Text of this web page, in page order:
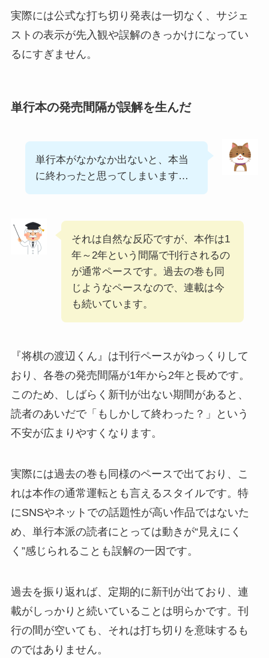
実際には公式な打ち切り発表は一切なく、サジェ
ストの表示が先入観や誤解のきっかけになってい
るにすぎません。
単行本の発売間隔が誤解を生んだ
単行本がなかなか出ないと、本当
に終わったと思ってしまいます…
それは自然な反応ですが、本作は1
年～2年という間隔で刊行されるの
が通常ペースです。過去の巻も同
じようなペースなので、連載は今
も続いています。
『将棋の渡辺くん』は刊行ペースがゆっくりして
おり、各巻の発売間隔が1年から2年と長めです。
このため、しばらく新刊が出ない期間があると、
読者のあいだで「もしかして終わった？」という
不安が広まりやすくなります。
実際には過去の巻も同様のペースで出ており、こ
れは本作の通常運転とも言えるスタイルです。特
にSNSやネットでの話題性が高い作品ではないた
め、単行本派の読者にとっては動きが“見えにく
く”感じられることも誤解の一因です。
過去を振り返れば、定期的に新刊が出ており、連
載がしっかりと続いていることは明らかです。刊
行の間が空いても、それは打ち切りを意味するも
のではありません。